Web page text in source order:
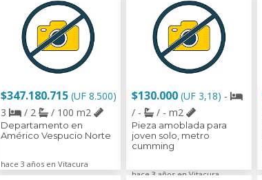
$347.180.715 (UF 8.500)
3
/ 2 / 100 m2
Departamento en
Américo Vespucio Norte
hace 3 años en Vitacura
$130.000 (UF 3,18) -
/ -
/ - m2
Pieza amoblada para
joven solo, metro
cumming
hace 3 años en Vitacura